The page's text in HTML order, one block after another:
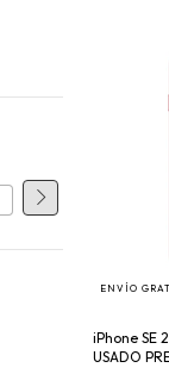
ENVÍO
iPhone SE
USADO